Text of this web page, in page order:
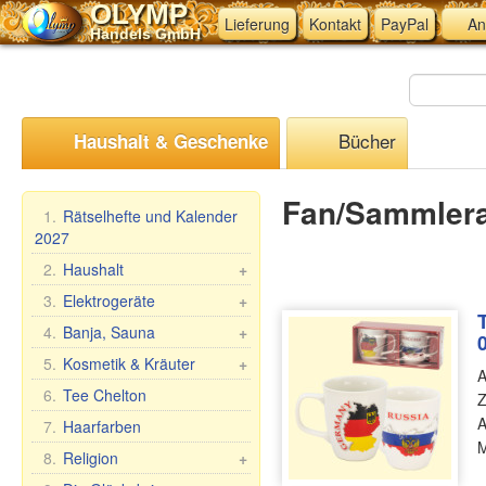
OLYMP
Handels GmbH Lieferung Kontakt PayPal
Haushalt & Geschenke Bücher
1. Rätselhefte und Kalender
2027
+
2. Haushalt
Mangal, Grills
Spieße
Dampfkocher
Haushaltswaren
Waschen und Reinigen
Teig- &
Maultaschenformen &
+
3. Elektrogeräte
Küchen-Elektrogeräte
Andere Elektrogeräte
+
4. Banja, Sauna
Saunareisig
Saunabekleidung
Saunazubehör
Kosmetik
Sauna/Badewanne
+
5. Kosmetik & Kräuter
Geschenk-Sets
Babuschka Agafia
Repejnik (Klette)
Pferdelinie
6. Tee Chelton
7. Haarfarben
+
8. Religion
Fan/